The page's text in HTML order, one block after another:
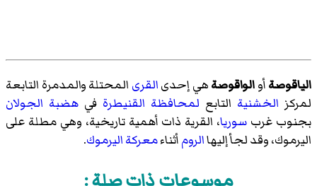
الياقوصةأوالواقوصةهي إحدىالقرى المحتلة والمدمرة التابعة
لمركز الخشنية التابع لمحافظة القنيطرة في هضبة الجولان
بجنوب غرب سوريا، القرية ذات أهمية تاريخية، وهي مطلة على
اليرموك، وقد لجأ إليهاالرومأثناءمعركة اليرموك.